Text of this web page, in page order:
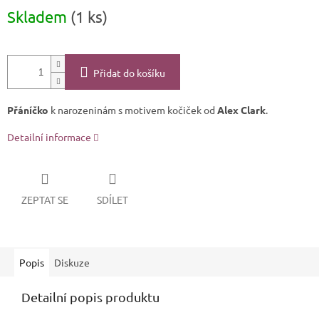
cena:
Skladem (1 ks)
Přidat do košíku
Přáníčko k narozeninám s motivem kočiček od Alex Clark.
Detailní informace
ZEPTAT SE SDÍLET
Popis Diskuze
Detailní popis produktu